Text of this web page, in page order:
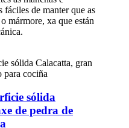
fáciles de manter que as
mármore, xa que están
sólida
de pedra de